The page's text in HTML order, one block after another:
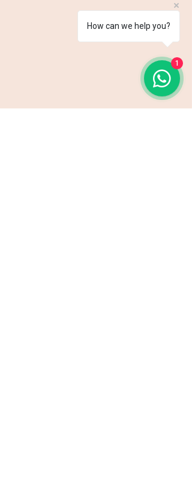
How can we help you?
1